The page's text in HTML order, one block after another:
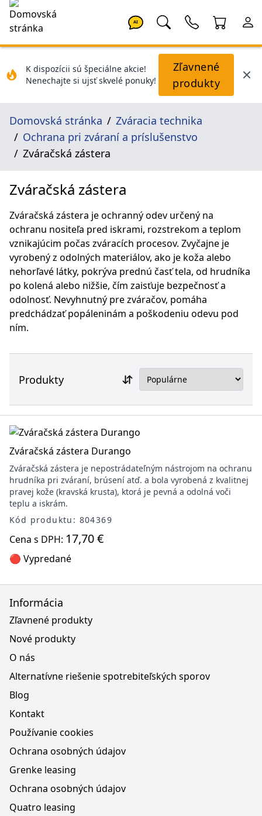
AI
K dispozícii sú špeciálne akcie!
Nenechajte si ujsť skvelé ponuky!
Zľavnené
produkty
Domovská stránka
Zváracia technika
Ochrana pri zváraní a príslušenstvo
Zváračská zástera
Zváračská zástera
Zváračská zástera je ochranný odev určený na
ochranu nositeľa pred iskrami, rozstrekom a teplom
vznikajúcim počas zváracích procesov. Zvyčajne je
vyrobený z odolných materiálov, ako je koža alebo
nehorľavé látky, pokrýva prednú časť tela, od hrudníka
po kolená alebo nižšie, čím zaisťuje bezpečnosť a
odolnosť. Nevyhnutný pre zváračov, pomáha
predchádzať popáleninám a poškodeniu odevu pod
ním.
Produkty
Zváračská zástera Durango
Zváračská zástera je nepostrádateľným nástrojom na ochranu
hrudníka pri zváraní, brúsení atď. a bola vyrobená z kvalitnej
pravej kože (kravská krusta), ktorá je pevná a odolná voči
teplu a iskrám.
Kód produktu: 804369
Cena s DPH: 17,70 €
🔴 Vypredané
Informácia
Zľavnené produkty
Nové produkty
O nás
Alternatívne riešenie spotrebiteľských sporov
Blog
Kontakt
Používanie cookies
Ochrana osobných údajov
Grenke leasing
Ochrana osobných údajov
Quatro leasing